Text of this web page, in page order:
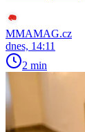
MMAMAG.cz
dnes, 14:11
2 min